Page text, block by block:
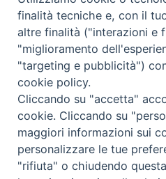
Presidenza e ufficio
Consiglio scientifico
Coordinamento nazionale
COPYRIGHT Scienza & Vita
finalità tecniche e, con il
altre finalità ("interazioni e
"miglioramento
"targeting e pubblicità")
cookie policy.
Cliccando su "accetta"
cookie. Cliccando su
maggiori informazioni sui
personalizzare le tue
"rifiuta" o chiudendo